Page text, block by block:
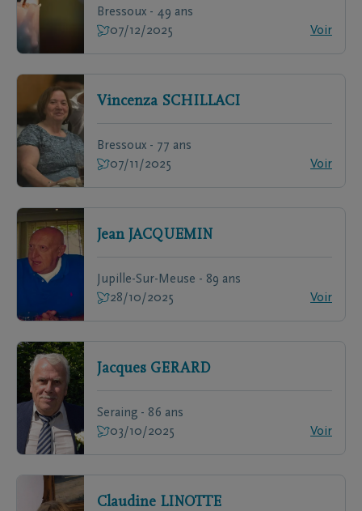
Bressoux - 49 ans
07/12/2025
Voir
Vincenza SCHILLACI
Bressoux - 77 ans
07/11/2025
Voir
Jean JACQUEMIN
Jupille-Sur-Meuse - 89 ans
28/10/2025
Voir
Jacques GERARD
Seraing - 86 ans
03/10/2025
Voir
Claudine LINOTTE